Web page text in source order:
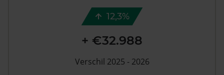
12,3%
+ €32.988
Verschil 2025 - 2026